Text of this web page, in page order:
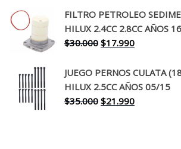
original
era:
$260.000.
actual
es:
FILTRO PETROLEO
HILUX 2.4CC 2.8CC AÑOS
$30.000 El
original
era:
$30.000.
$17.990El
actual
es:
$17.990.
JUEGO PERNOS CULATA
HILUX 2.5CC AÑOS 05/15
$35.000 El
$21.990El